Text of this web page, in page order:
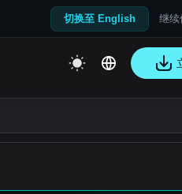
切换至 English 继续